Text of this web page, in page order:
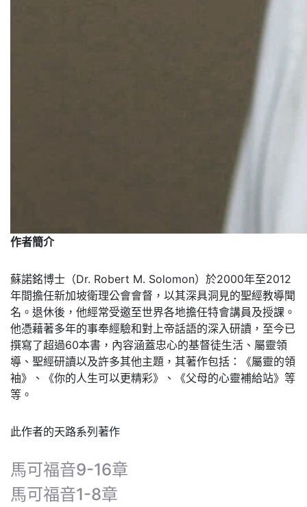
作者簡介
蘇諾銘博士（Dr. Robert M. Solomon）於2000年至2012
年間擔任新加坡衛理公會會督，以其深具洞見的聖經教導聞
名。退休後，他經常受邀至世界各地擔任特會講員及授課。
他憑藉著多年的事奉經驗和對上帝話語的深入研讀，至今已
撰寫了超過60本書，內容涵蓋忠心的基督徒生活、屬靈領
導、聖經研讀以及許多其他主題，其著作包括：《屬靈的領
袖》、《你的人生可以更精彩》、《父母的心靈補給站》等
等。
此作者的天路系列著作
馬可福音9-16章
馬可福音1-8章